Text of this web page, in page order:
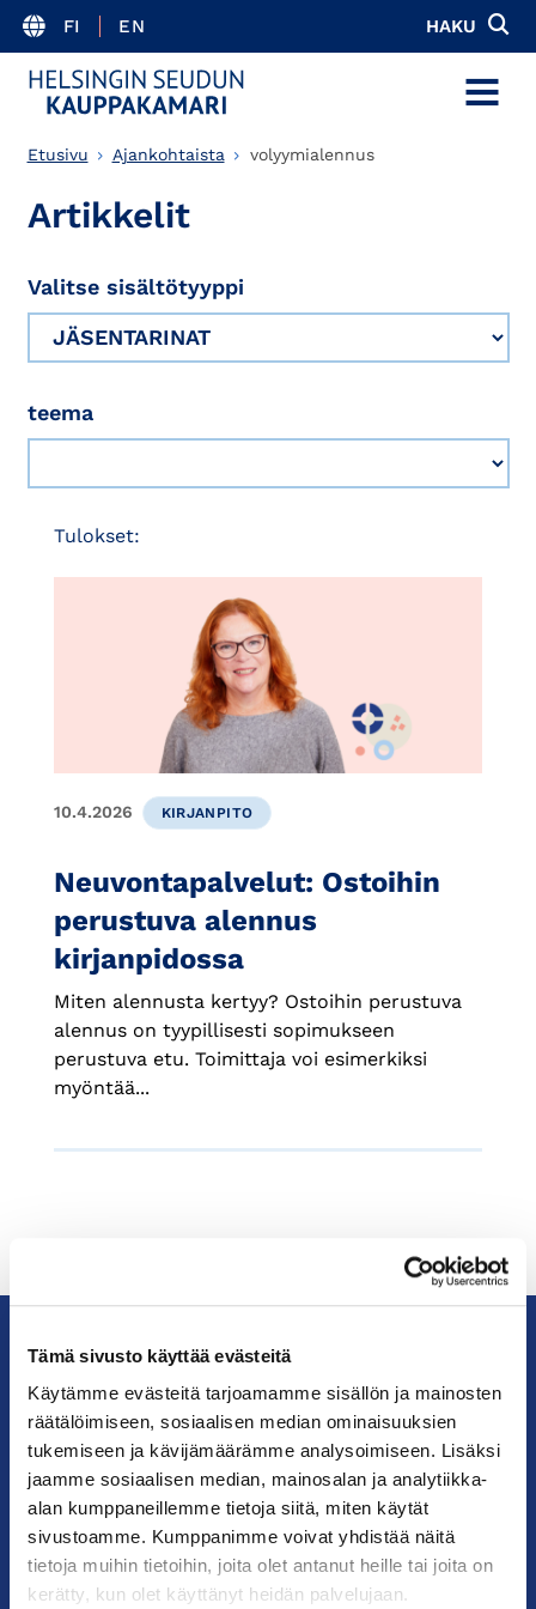
Tämä sivusto käyttää evästeitä
Käytämme evästeitä tarjoamamme sisällön ja mainosten
räätälöimiseen, sosiaalisen median ominaisuuksien
tukemiseen ja kävijämäärämme analysoimiseen. Lisäksi
jaamme sosiaalisen median, mainosalan ja analytiikka-
alan kumppaneillemme tietoja siitä, miten käytät
sivustoamme. Kumppanimme voivat yhdistää näitä
tietoja muihin tietoihin, joita olet antanut heille tai joita on
kerätty, kun olet käyttänyt heidän palvelujaan.
FI EN HAKU
MENU
Etusivu Ajankohtaista volyymialennus
Artikkelit
Valitse sisältötyyppi
teema
Tulokset:
10.4.2026 KIRJANPITO
Neuvontapalvelut: Ostoihin
perustuva alennus
kirjanpidossa
Miten alennusta kertyy? Ostoihin perustuva
alennus on tyypillisesti sopimukseen
perustuva etu. Toimittaja voi esimerkiksi
myöntää...
KauppakamariHelsingin
seudun
kauppakamari
YHTEYSTIEDOT
Helsingin toimisto
Käyntiosoite: Kalevankatu 12, 00100 Helsinki